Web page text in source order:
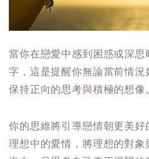
當你在戀愛中感到困惑或深思
字，這是提醒你無論當前情況
保持正向的思考與積極的想像
你的思維將引導戀情朝更美
理想中的愛情，將理想的對象